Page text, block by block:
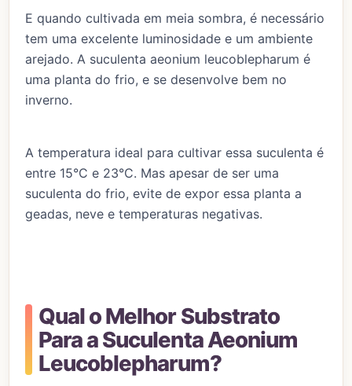
E quando cultivada em meia sombra, é necessário
tem uma excelente luminosidade e um ambiente
arejado. A suculenta aeonium leucoblepharum é
uma planta do frio, e se desenvolve bem no
inverno.
A temperatura ideal para cultivar essa suculenta é
entre 15°C e 23°C. Mas apesar de ser uma
suculenta do frio, evite de expor essa planta a
geadas, neve e temperaturas negativas.
Qual o Melhor Substrato
Para a Suculenta Aeonium
Leucoblepharum?